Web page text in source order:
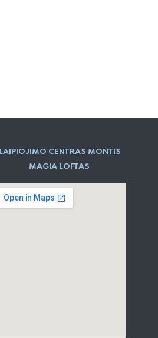
LAIPIOJIMO CENTRAS MONTIS
MAGIA LOFTAS